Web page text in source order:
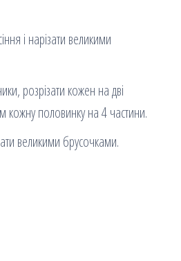
і нарізати великими
розрізати кожен на дві
кожну половинку на 4 частини.
великими брусочками.